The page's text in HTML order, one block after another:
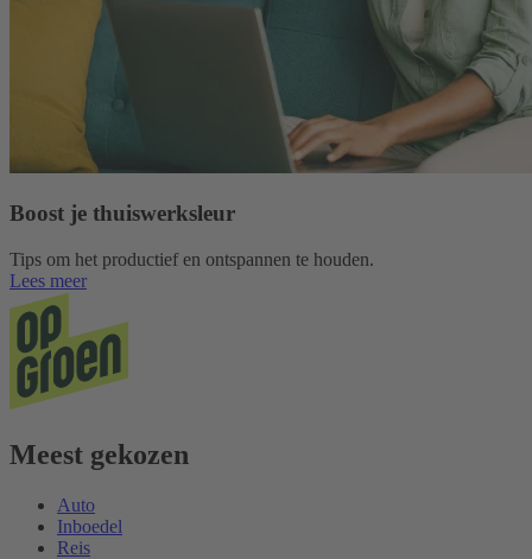
Boost je thuiswerksleur
Tips om het productief en ontspannen te houden.
Lees meer
Meest gekozen
Auto
Inboedel
Reis